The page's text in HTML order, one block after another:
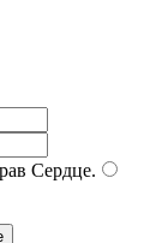
Сердце.